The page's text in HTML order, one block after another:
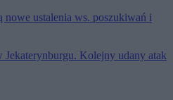
nowe ustalenia ws. poszukiwań i
Jekaterynburgu. Kolejny udany atak